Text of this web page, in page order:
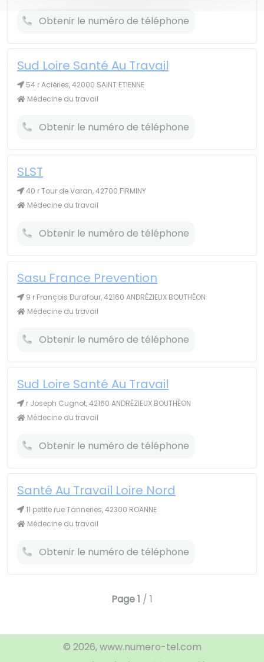
Obtenir le numéro de téléphone
Sud Loire Santé Au Travail
54 r Aciéries, 42000 SAINT ETIENNE
Médecine du travail
Obtenir le numéro de téléphone
SLST
40 r Tour de Varan, 42700 FIRMINY
Médecine du travail
Obtenir le numéro de téléphone
Sasu France Prevention
9 r François Durafour, 42160 ANDRÉZIEUX BOUTHÉON
Médecine du travail
Obtenir le numéro de téléphone
Sud Loire Santé Au Travail
r Joseph Cugnot, 42160 ANDRÉZIEUX BOUTHÉON
Médecine du travail
Obtenir le numéro de téléphone
Santé Au Travail Loire Nord
11 petite rue Tanneries, 42300 ROANNE
Médecine du travail
Obtenir le numéro de téléphone
Page1 / 1
© 2026, www.numero-tel.com